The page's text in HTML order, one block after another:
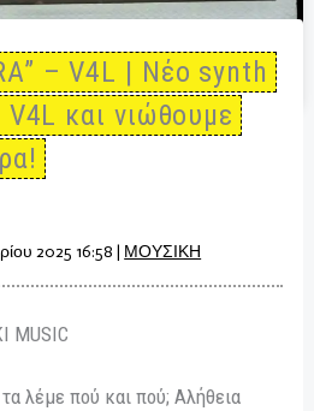
– V4L | Νέο synth
και νιώθουμε
2025 16:58| ΜΟΥΣΙΚΗ
MUSIC
λέμε πού και πού; Αλήθεια